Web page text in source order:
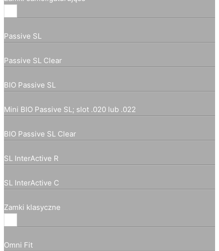
Passive SL
Passive SL Clear
BIO Passive SL
Mini BIO Passive SL; slot .020 lub .022
BIO Passive SL Clear
SL InterActive R
SL InterActive C
Zamki klasyczne
Omni Fit